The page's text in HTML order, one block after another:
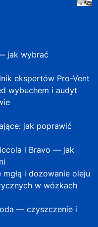
jak wybrać
ekspertów Pro-Vent
wybuchem i audyt
jak poprawić
i Bravo — jak
i dozowanie oleju
w wózkach
— czyszczenie i